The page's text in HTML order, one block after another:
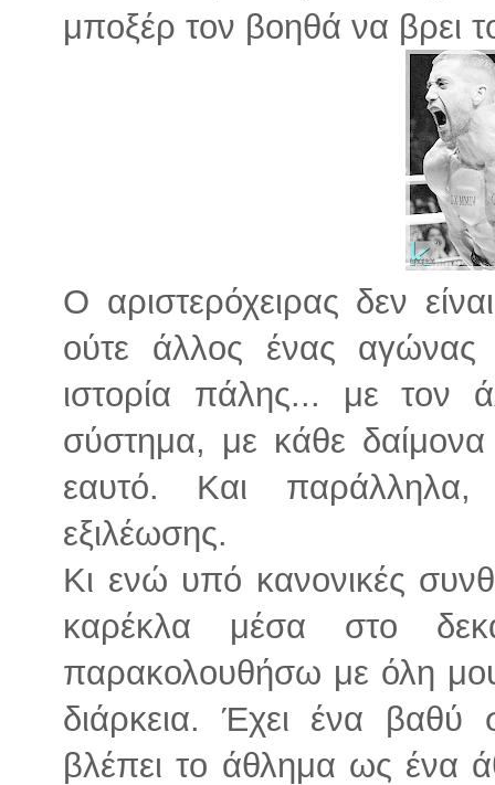
μποξέρ τον βοηθά να βρει
Ο αριστερόχειρας δεν
ούτε άλλος ένας
ιστορία πάλης... με τον
σύστημα, με κάθε
εαυτό. Και παράλληλα,
εξιλέωσης.
Κι ενώ υπό κανονικές
καρέκλα μέσα στο
παρακολουθήσω με όλη
διάρκεια. Έχει ένα βαθύ
βλέπει το άθλημα ως ένα